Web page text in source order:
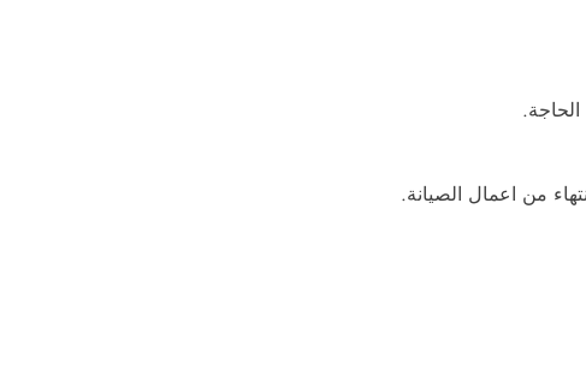
من اعمال الصيانة.